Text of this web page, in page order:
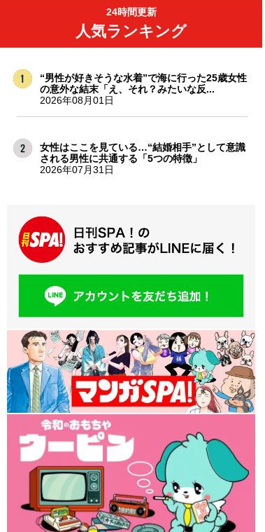
24時間更新
人気ランキング
“男性が好きそうな水着”で海に行った25歳女性
の意外な結末「え、それ？みたいな反...
2026年08月01日
女性はここを見ている…“結婚相手”として意識
される男性に共通する「5つの特徴」
2026年07月31日